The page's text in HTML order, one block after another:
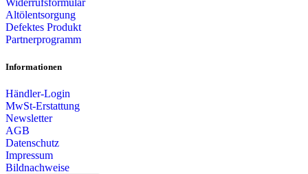
Widerrufsformular
Altölentsorgung
Defektes Produkt
Partnerprogramm
Informationen
Händler-Login
MwSt-Erstattung
Newsletter
AGB
Datenschutz
Impressum
Bildnachweise